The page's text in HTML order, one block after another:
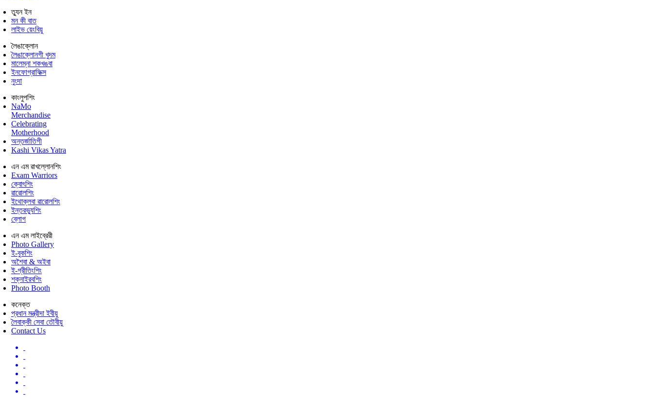
ত্যুন ইন
মন কী বাত
লাইভ য়েংবিয়ু
লৈঙাক্লোন
লৈঙাক্লোনগী খুদম
মালেম্না শকখঙবা
ইনফোগ্রাফিক্স
নুংদা
কাংলুপশিং
NaMo
Merchandise
Celebrating
Motherhood
অন্তর্জাতিগী
Kashi Vikas Yatra
এন এম ৱাখল্লোনশিং
Exam Warriors
ক্বোৎশিং
ৱারোলশিং
ইথোক্লবা ৱারোলশিং
ইন্তরভ্যুশিং
ব্লোগ
এন এম লাইব্রেরী
Photo Gallery
ই-বুকশিং
অশৈবা & অইবা
ই-গ্রীতিংশিং
শক্নাইরবশিং
Photo Booth
কনেক্ত
প্রধান মন্ত্রীদা ইবীয়ু
লৈবাক্কী সেবা তৌবীয়ু
Contact Us